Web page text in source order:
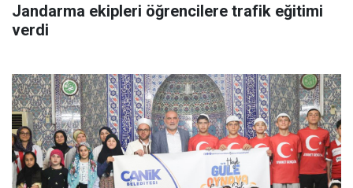
Jandarma ekipleri öğrencilere trafik eğitimi
verdi